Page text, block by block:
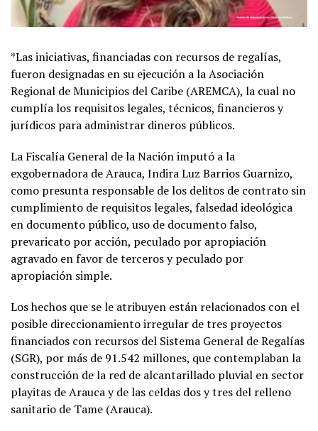
*Las iniciativas, financiadas con recursos de regalías,
fueron designadas en su ejecución a la Asociación
Regional de Municipios del Caribe (AREMCA), la cual no
cumplía los requisitos legales, técnicos, financieros y
jurídicos para administrar dineros públicos.
La Fiscalía General de la Nación imputó a la
exgobernadora de Arauca, Indira Luz Barrios Guarnizo,
como presunta responsable de los delitos de contrato sin
cumplimiento de requisitos legales, falsedad ideológica
en documento público, uso de documento falso,
prevaricato por acción, peculado por apropiación
agravado en favor de terceros y peculado por
apropiación simple.
Los hechos que se le atribuyen están relacionados con el
posible direccionamiento irregular de tres proyectos
financiados con recursos del Sistema General de Regalías
(SGR), por más de 91.542 millones, que contemplaban la
construcción de la red de alcantarillado pluvial en sector
playitas de Arauca y de las celdas dos y tres del relleno
sanitario de Tame (Arauca).